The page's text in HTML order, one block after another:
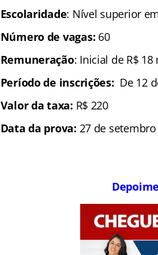
Escolaridade: Nível superior
Número de vagas: 60
Remuneração: Inicial de R$ 18
Período de inscrições: De 12
Valor da taxa: R$ 220
Data da prova: 27 de